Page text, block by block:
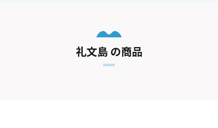
礼文島 の商品